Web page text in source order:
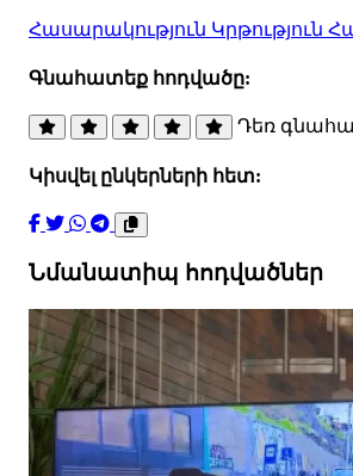
Հասարակություն Կրթություն
Գնահատեք հոդվածը:
Դեռ
Կիսվել ընկերների հետ:
Նմանատիպ հոդվածներ